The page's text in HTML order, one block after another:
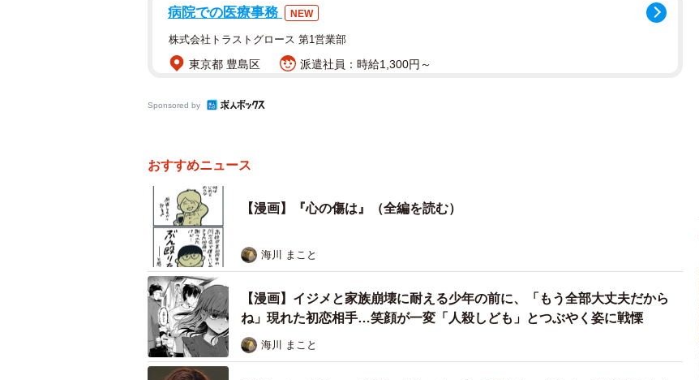
病院での医療事務 NEW
株式会社トラストグロース 第1営業部
東京都 豊島区 派遣社員：時給1,300円～
Sponsored by
おすすめニュース
【漫画】『心の傷は』（全編を読む）
海川 まこと
【漫画】イジメと家族崩壊に耐える少年の前に、「もう全部大丈夫だから
ね」現れた初恋相手…笑顔が一変「人殺しども」とつぶやく姿に戦慄
海川 まこと